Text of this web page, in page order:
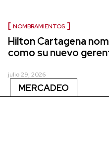
NOMBRAMIENTOS
Hilton Cartagena
como su nuevo
julio 29, 2026
MERCADEO